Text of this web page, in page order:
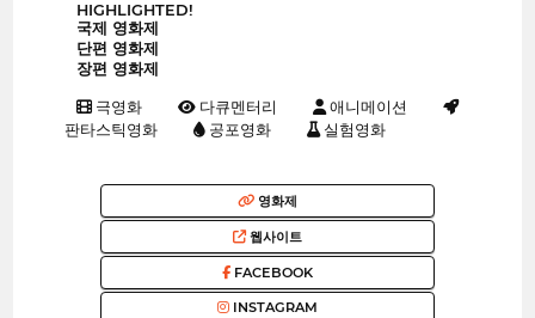
HIGHLIGHTED!
국제 영화제
단편 영화제
장편 영화제
극영화 다큐멘터리
애니메이션
판타스틱영화
공포영화 실험영화
영화제
웹사이트
FACEBOOK
INSTAGRAM